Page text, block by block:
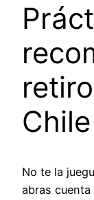
Chile
No te la
abras